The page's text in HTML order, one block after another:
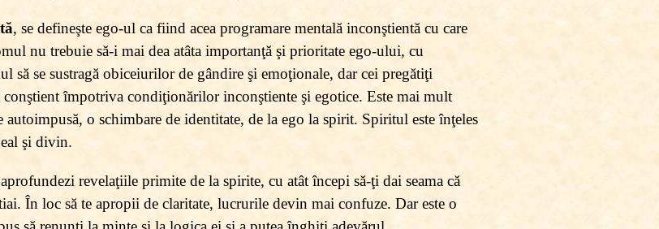
, se defineşte ego-ul ca fiind acea programare mentală inconştientă cu care
nu trebuie să-i mai dea atâta importanţă şi prioritate ego-ului, cu
să se sustragă obiceiurilor de gândire şi emoţionale, dar cei pregătiţi
conştient împotriva condiţionărilor inconştiente şi egotice. Este mai mult
autoimpusă, o schimbare de identitate, de la ego la spirit. Spiritul este înţeles
şi divin.
revelaţiile primite de la spirite, cu atât începi să-ţi dai seama că
În loc să te apropii de claritate, lucrurile devin mai confuze. Dar este o